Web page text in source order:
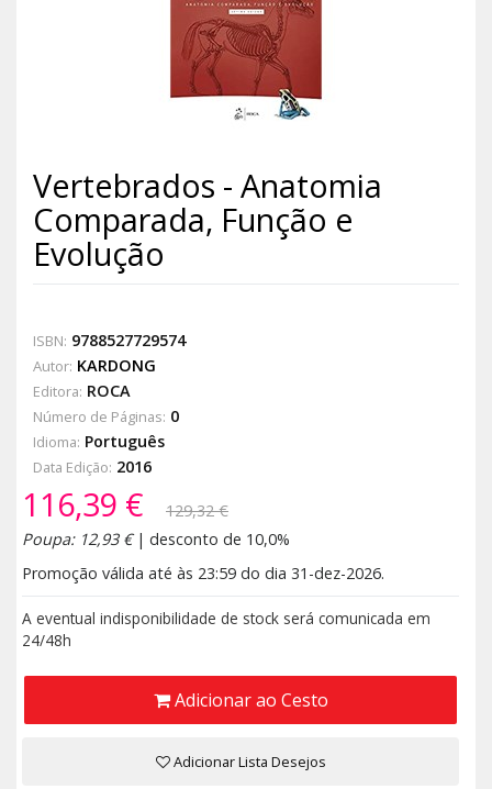
Vertebrados - Anatomia
Comparada, Função e
Evolução
ISBN: 9788527729574
Autor: KARDONG
Editora: ROCA
Número de Páginas: 0
Idioma: Português
Data Edição: 2016
116,39 €
129,32 €
Poupa: 12,93 €| desconto de 10,0%
Promoção válida até às 23:59 do dia 31-dez-2026.
A eventual indisponibilidade de stock será comunicada em
24/48h
Adicionar ao Cesto
Adicionar Lista Desejos